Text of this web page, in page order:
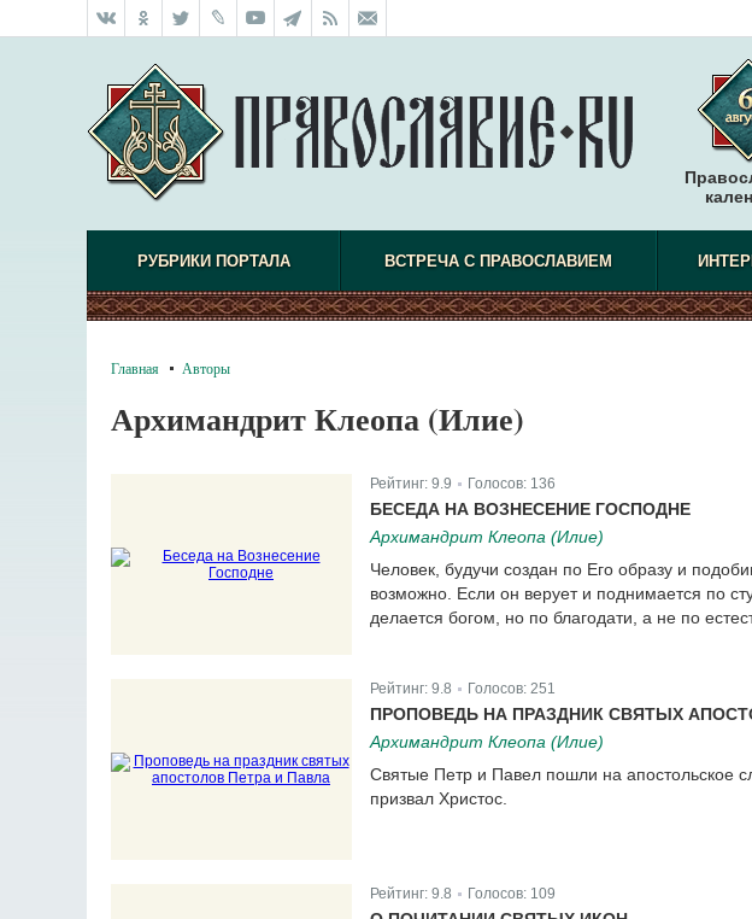
РУБРИКИ ПОРТАЛА ВСТРЕЧА С ПРАВОСЛАВИЕМ
Главная Авторы
Архимандрит Клеопа (Илие)
Рейтинг: 9.9 Голосов: 136
БЕСЕДА НА ВОЗНЕСЕНИЕ ГОСПОДНЕ
Архимандрит Клеопа (Илие)
Человек, будучи создан по Его образу и
возможно. Если он верует и поднимается по
делается богом, но по благодати, а не по
Рейтинг: 9.8 Голосов: 251
ПРОПОВЕДЬ НА ПРАЗДНИК СВЯТЫХ
Архимандрит Клеопа (Илие)
Святые Петр и Павел пошли на апостольское
призвал Христос.
Рейтинг: 9.8 Голосов: 109